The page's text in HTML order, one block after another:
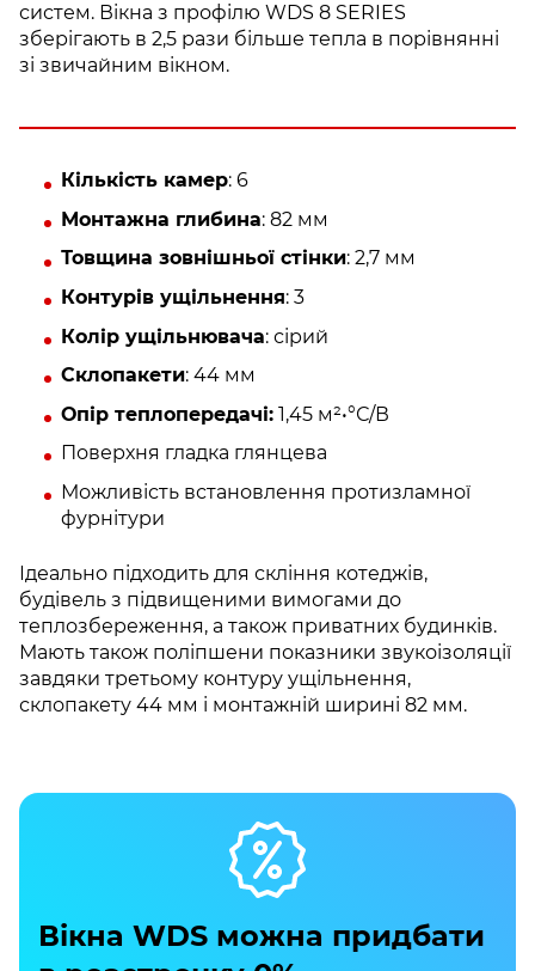
систем. Вікна з профілю WDS 8 SERIES
зберігають в 2,5 рази більше тепла в порівнянні
зі звичайним вікном.
Кількість камер: 6
Монтажна глибина: 82 мм
Товщина зовнішньої стінки: 2,7 мм
Контурів ущільнення: 3
Колір ущільнювача: сірий
Склопакети: 44 мм
Опір теплопередачі: 1,45 м²•°С/В
Поверхня гладка глянцева
Можливість встановлення протизламної
фурнітури
Ідеально підходить для скління котеджів,
будівель з підвищеними вимогами до
теплозбереження, а також приватних будинків.
Мають також поліпшени показники звукоізоляції
завдяки третьому контуру ущільнення,
склопакету 44 мм і монтажній ширині 82 мм.
Вікна WDS можна придбати